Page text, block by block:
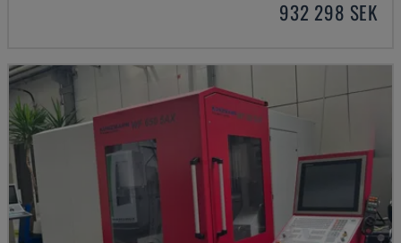
932 298 SEK